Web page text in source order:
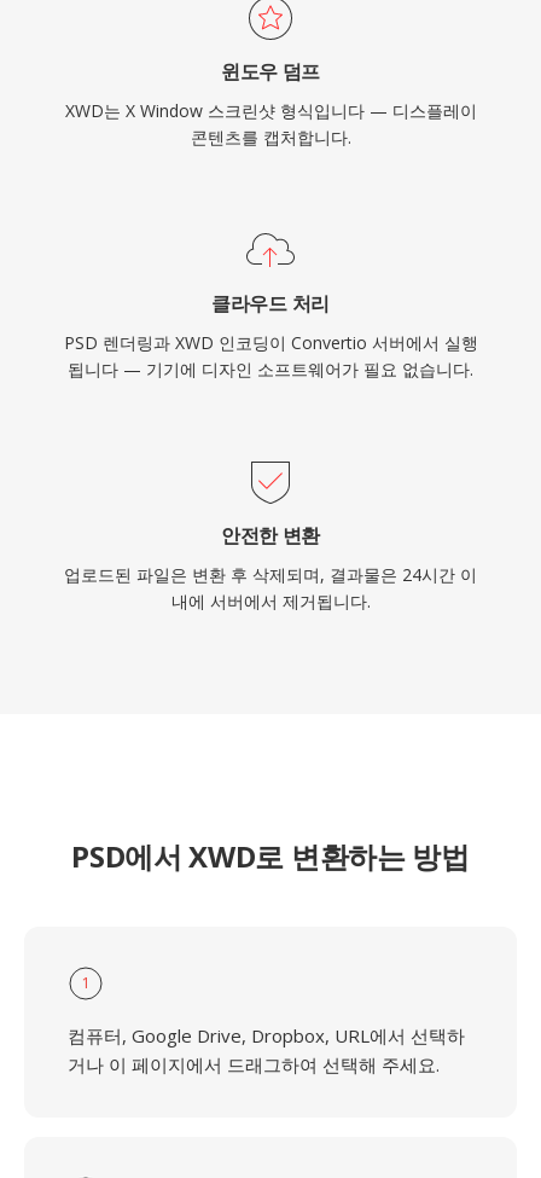
윈도우 덤프
XWD는 X Window 스크린샷 형식입니다 — 디스플레이
콘텐츠를 캡처합니다.
클라우드 처리
PSD 렌더링과 XWD 인코딩이 Convertio 서버에서 실행
됩니다 — 기기에 디자인 소프트웨어가 필요 없습니다.
안전한 변환
업로드된 파일은 변환 후 삭제되며, 결과물은 24시간 이
내에 서버에서 제거됩니다.
PSD에서 XWD로 변환하는 방법
1
컴퓨터, Google Drive, Dropbox, URL에서 선택하
거나 이 페이지에서 드래그하여 선택해 주세요.